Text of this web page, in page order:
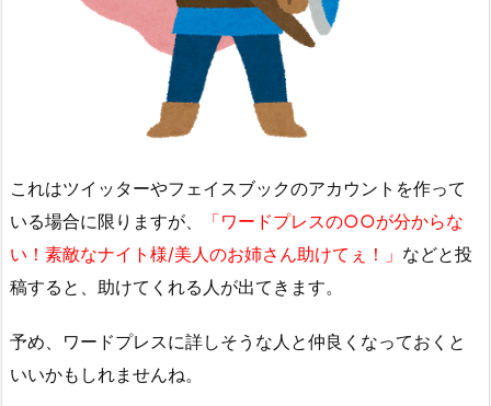
これはツイッターやフェイスブックのアカウントを作って
いる場合に限りますが、
「ワードプレスの○○が分からな
い！素敵なナイト様/美人のお姉さん助けてぇ！」 などと投
稿すると、助けてくれる人が出てきます。
予め、ワードプレスに詳しそうな人と仲良くなっておくと
いいかもしれませんね。